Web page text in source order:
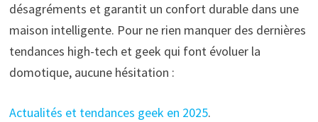
désagréments et garantit un confort durable dans une
maison intelligente. Pour ne rien manquer des dernières
tendances high-tech et geek qui font évoluer la
domotique, aucune hésitation :
Actualités et tendances geek en 2025.